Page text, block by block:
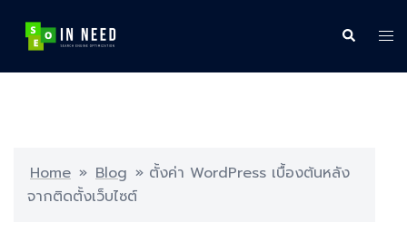
content
Search
Home » Blog » ตั้งค่า WordPress เบื้องต้นหลัง
จากติดตั้งเว็บไซต์